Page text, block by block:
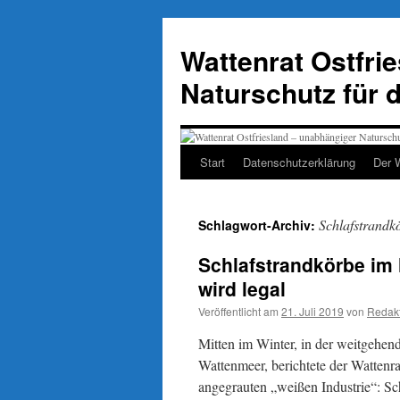
springen
Wattenrat
Naturschutz für
Start Datenschutzerklärung Der
Schlagwort-Archiv:
Schlafstrandkörbe
wird legal
Veröffentlicht am 21. Juli 2019 von
Mitten im Winter, in der
Wattenmeer, berichtete der
angegrauten „weißen Industrie“: